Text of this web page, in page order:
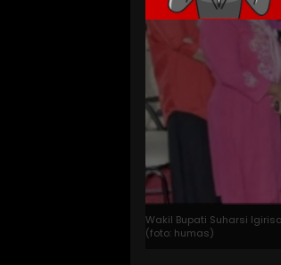
Wakil Bupati Suharsi
(foto: humas)